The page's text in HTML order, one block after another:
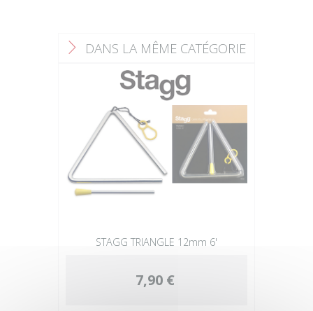
F DANS LA MÊME CATÉGORIE
STAGG TRIANGLE 12mm 6'
7,90 €